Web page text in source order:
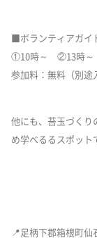
■ボランティアガ
①10時～ ②13時～
参加料：無料（別途
他にも、苔玉づくり
め学べるるスポット
📍足柄下郡箱根町仙